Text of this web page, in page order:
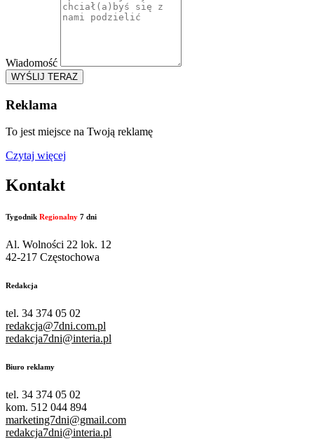
Wiadomość
WYŚLIJ TERAZ
Reklama
To jest miejsce na Twoją reklamę
Czytaj więcej
Kontakt
Tygodnik Regionalny 7 dni
Al. Wolności 22 lok. 12
42-217 Częstochowa
Redakcja
tel. 34 374 05 02
redakcja@7dni.com.pl
redakcja7dni@interia.pl
Biuro reklamy
tel. 34 374 05 02
kom. 512 044 894
marketing7dni@gmail.com
redakcja7dni@interia.pl